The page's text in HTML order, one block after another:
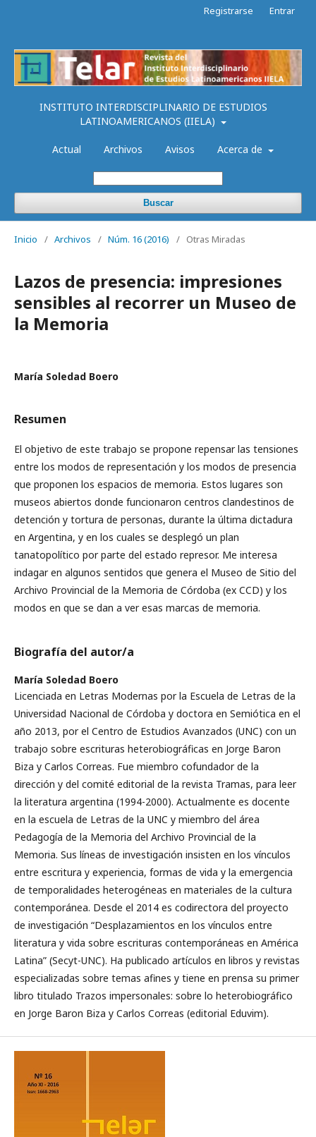
INSTITUTO INTERDISCIPLINARIO DE ESTUDIOS
LATINOAMERICANOS (IIELA)
Actual Archivos Avisos Acerca de
Buscar
Registrarse Entrar
Inicio / Archivos / Núm. 16 (2016) / Otras Miradas
Lazos de presencia: impresiones
sensibles al recorrer un Museo de
la Memoria
María Soledad Boero
Resumen
El objetivo de este trabajo se propone repensar las tensiones
entre los modos de representación y los modos de presencia
que proponen los espacios de memoria. Estos lugares son
museos abiertos donde funcionaron centros clandestinos de
detención y tortura de personas, durante la última dictadura
en Argentina, y en los cuales se desplegó un plan
tanatopolítico por parte del estado represor. Me interesa
indagar en algunos sentidos que genera el Museo de Sitio del
Archivo Provincial de la Memoria de Córdoba (ex CCD) y los
modos en que se dan a ver esas marcas de memoria.
Biografía del autor/a
María Soledad Boero
Licenciada en Letras Modernas por la Escuela de Letras de la
Universidad Nacional de Córdoba y doctora en Semiótica en el
año 2013, por el Centro de Estudios Avanzados (UNC) con un
trabajo sobre escrituras heterobiográficas en Jorge Baron
Biza y Carlos Correas. Fue miembro cofundador de la
dirección y del comité editorial de la revista Tramas, para leer
la literatura argentina (1994-2000). Actualmente es docente
en la escuela de Letras de la UNC y miembro del área
Pedagogía de la Memoria del Archivo Provincial de la
Memoria. Sus líneas de investigación insisten en los vínculos
entre escritura y experiencia, formas de vida y la emergencia
de temporalidades heterogéneas en materiales de la cultura
contemporánea. Desde el 2014 es codirectora del proyecto
de investigación “Desplazamientos en los vínculos entre
literatura y vida sobre escrituras contemporáneas en América
Latina” (Secyt-UNC). Ha publicado artículos en libros y revistas
especializadas sobre temas afines y tiene en prensa su primer
libro titulado Trazos impersonales: sobre lo heterobiográfico
en Jorge Baron Biza y Carlos Correas (editorial Eduvim).